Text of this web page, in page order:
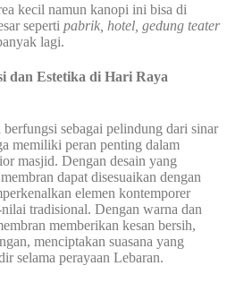
kecil namun kanopi ini bisa di
seperti pabrik, hotel, gedung teater
lagi.
dan Estetika di Hari Raya
sebagai pelindung dari sinar
memiliki peran penting dalam
masjid. Dengan desain yang
dapat disesuaikan dengan
elemen kontemporer
tradisional. Dengan warna dan
memberikan kesan bersih,
menciptakan suasana yang
selama perayaan Lebaran.